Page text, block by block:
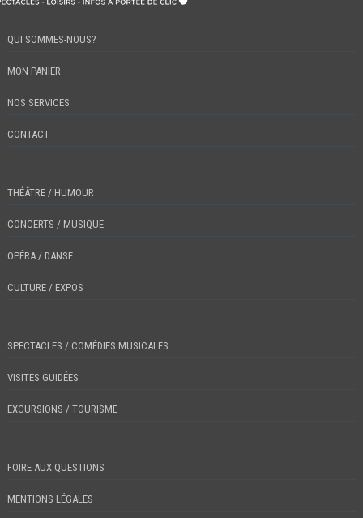
QUI SOMMES-NOUS?
MON PANIER
NOS SERVICES
CONTACT
THÉÂTRE / HUMOUR
CONCERTS / MUSIQUE
OPÉRA / DANSE
CULTURE / EXPOS
SPECTACLES / COMÉDIES MUSICALES
VISITES GUIDÉES
EXCURSIONS / TOURISME
FOIRE AUX QUESTIONS
MENTIONS LÉGALES